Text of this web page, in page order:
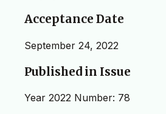
Acceptance Date
September 24, 2022
Published in Issue
Year 2022 Number: 78